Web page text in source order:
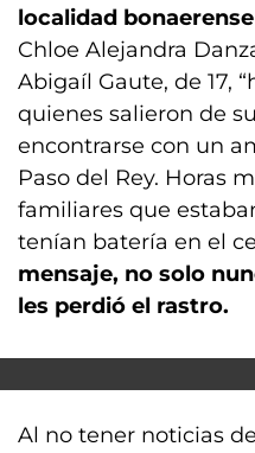
localidad
Chloe Alejandra
Abigaíl Gaute, de 17,
quienes salieron de
encontrarse con un
Paso del Rey. Horas
familiares que
tenían batería en el
mensaje, no solo
les perdió el rastro.
Al no tener noticias